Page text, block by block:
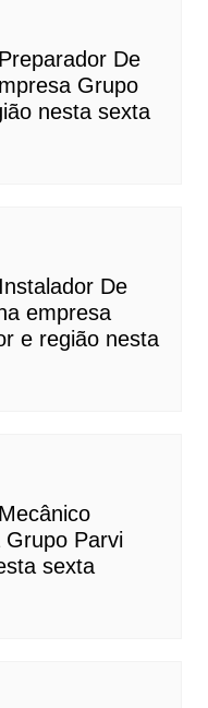
De
Grupo
nesta sexta
De
empresa
e região nesta
Parvi
sexta